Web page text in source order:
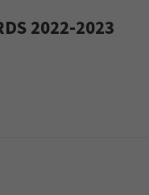
2022-2023